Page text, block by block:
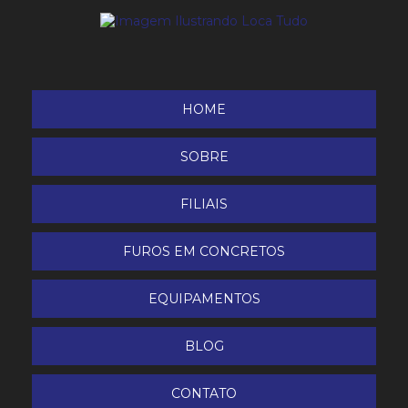
Plataforma Elevatória Tesoura Elétrica ZS 1212 DC
Plataforma Elevatória Tesoura Terreno Acidentado
HOME
SOBRE
FILIAIS
FUROS EM CONCRETOS
EQUIPAMENTOS
BLOG
CONTATO